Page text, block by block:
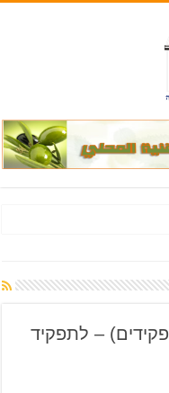
במכרז
מס’ 03/2022 (תפקידים) – לתפקיד